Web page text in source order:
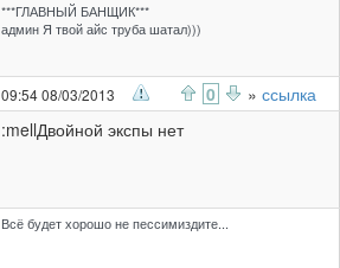
***ГЛАВНЫЙ БАНЩИК***
админ Я твой айс труба шатал)))
09:54 08/03/2013 0 » ссылка
:mellДвойной экспы нет
Всё будет хорошо не пессимиздите...